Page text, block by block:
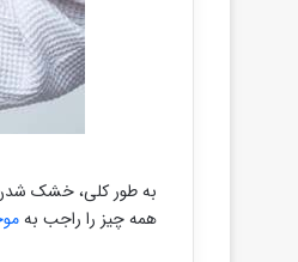
به طور کلی، خشک شدن
همه چیز را راجب به